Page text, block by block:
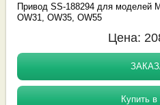
Привод SS-188294 для моделей
OW31, OW35, OW55
Цена:
Купить в